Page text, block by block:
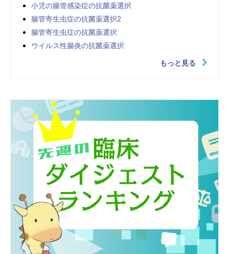
小児の腸管感染症の抗菌薬選択
腸管寄生虫症の抗菌薬選択2
腸管寄生虫症の抗菌薬選択
ウイルス性腸炎の抗菌薬選択
もっと見る